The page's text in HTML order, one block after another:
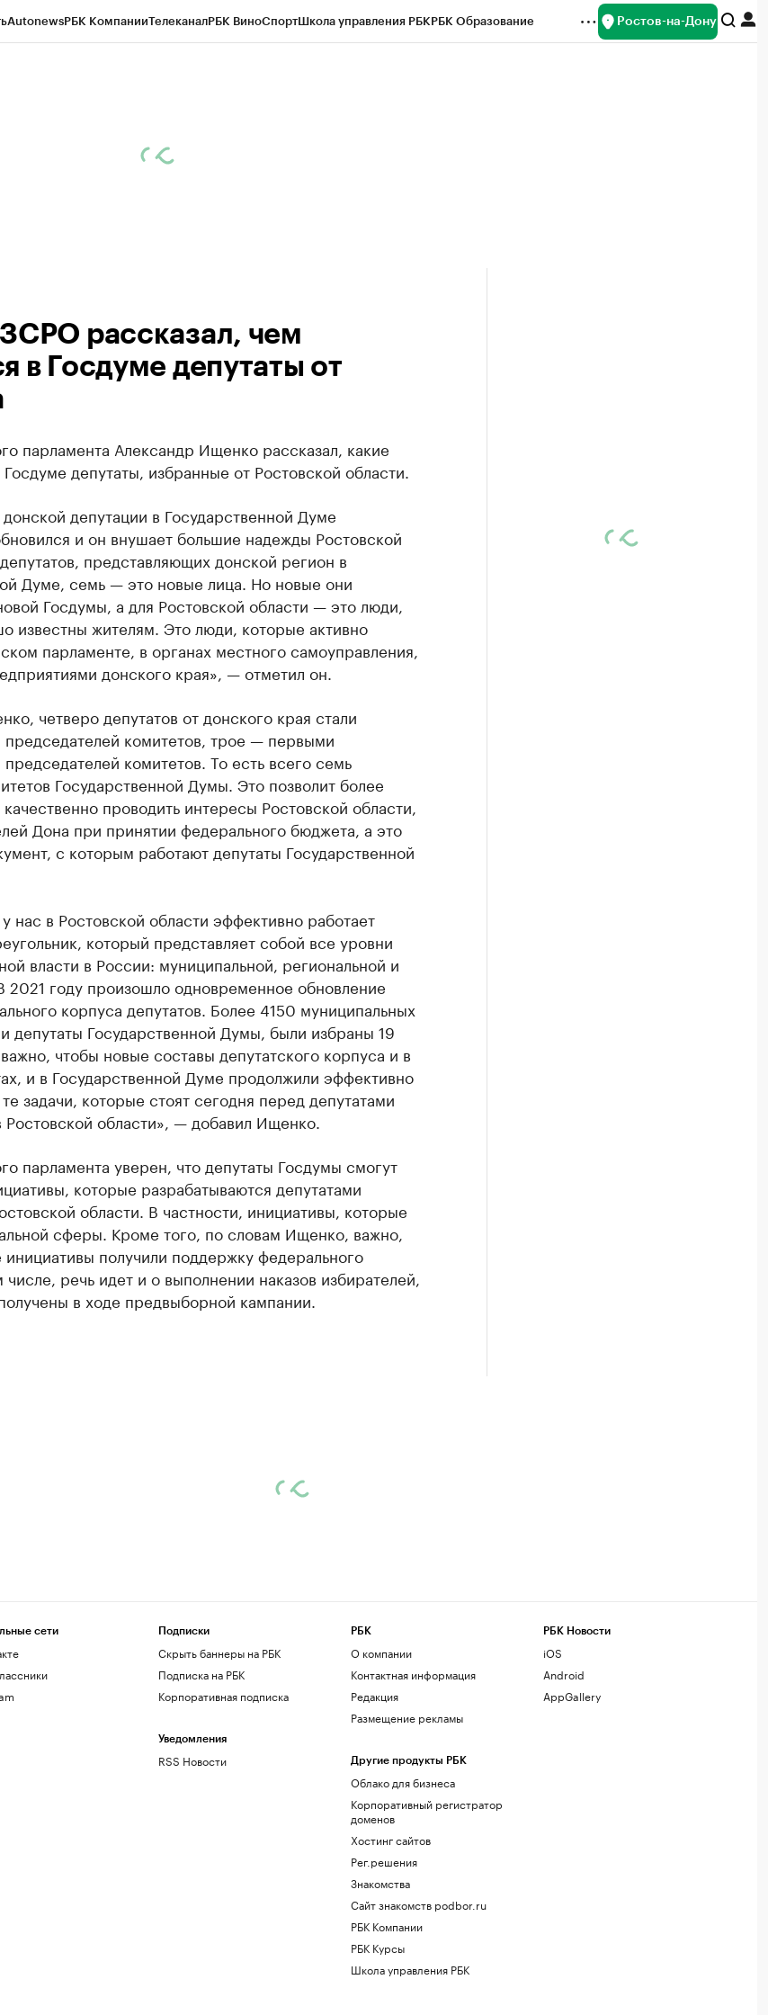
AutonewsРБК КомпанииТелеканалРБК ВиноСпортШкола управления РБКРБК Образование Ростов-на-Дону
рассказал, чем
в Госдуме депутаты от
парламента Александр Ищенко рассказал, какие
депутаты, избранные от Ростовской области.
депутации в Государственной Думе
и он внушает большие надежды Ростовской
представляющих донской регион в
Думе, семь — это новые лица. Но новые они
Госдумы, а для Ростовской области — это люди,
известны жителям. Это люди, которые активно
парламенте, в органах местного самоуправления,
донского края», — отметил он.
четверо депутатов от донского края стали
председателей комитетов, трое — первыми
комитетов. То есть всего семь
Государственной Думы. Это позволит более
проводить интересы Ростовской области,
Дона при принятии федерального бюджета, а это
с которым работают депутаты Государственной
нас в Ростовской области эффективно работает
который представляет собой все уровни
власти в России: муниципальной, региональной и
2021 году произошло одновременное обновление
корпуса депутатов. Более 4150 муниципальных
и депутаты Государственной Думы, были избраны 19
чтобы новые составы депутатского корпуса и в
и в Государственной Думе продолжили эффективно
задачи, которые стоят сегодня перед депутатами
Ростовской области», — добавил Ищенко.
парламента уверен, что депутаты Госдумы смогут
которые разрабатываются депутатами
области. В частности, инициативы, которые
сферы. Кроме того, по словам Ищенко, важно,
получили поддержку федерального
речь идет и о выполнении наказов избирателей,
в ходе предвыборной кампании.
сети Подписки
Скрыть баннеры на РБК
Подписка на РБК
Корпоративная подписка
Уведомления
RSS Новости
РБК
О компании
Контактная информация
Редакция
Размещение рекламы
Другие продукты РБК
Облако для бизнеса
Корпоративный регистратор
доменов
Хостинг сайтов
Рег.решения
Знакомства
Сайт знакомств podbor.ru
РБК Компании
РБК Курсы
Школа управления РБК
РБК Новости
iOS
Android
AppGallery